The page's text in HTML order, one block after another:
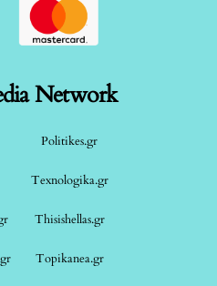
Network
Politikes.gr
Texnologika.gr
Thisishellas.gr
Topikanea.gr